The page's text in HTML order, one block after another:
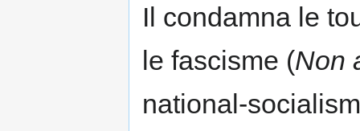
Il condamna le
le fascisme (Non
national-